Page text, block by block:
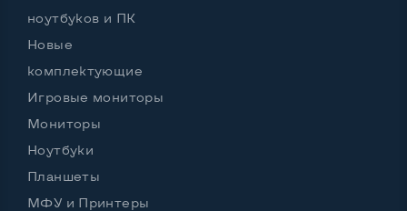
ноутбуков и ПК
Новые
комплектующие
Игровые мониторы
Мониторы
Ноутбуки
Планшеты
МФУ и Принтеры